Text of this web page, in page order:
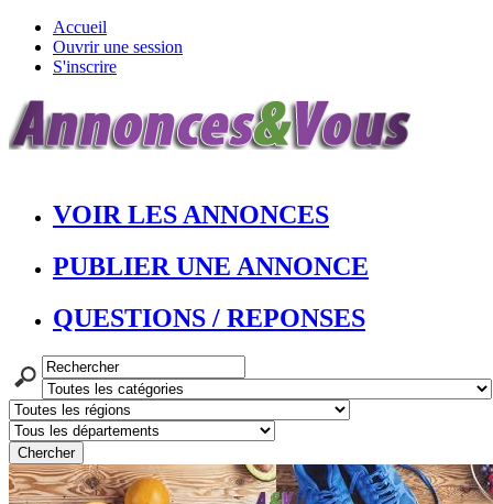
Accueil
Ouvrir une session
S'inscrire
VOIR LES ANNONCES
PUBLIER UNE ANNONCE
QUESTIONS / REPONSES